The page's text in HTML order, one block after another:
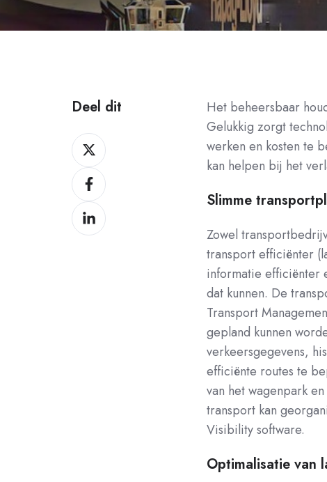
Het beheersbaar
Gelukkig zorgt
werken en kosten te
kan helpen bij het
Slimme
Zowel
transport efficiënter
informatie efficiënter
dat kunnen. De
Transport
gepland kunnen
verkeersgegevens,
efficiënte routes te
van het wagenpark
transport kan
Visibility software.
Optimalisatie van
Deel dit
Deel
op
XDeel
op
Facebook
Deel
op